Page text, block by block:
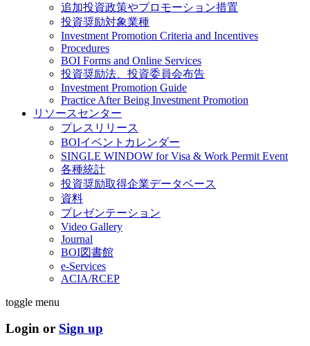
追加投資政策やプロモーション措置
投資奨励対象業種
Investment Promotion Criteria and Incentives
Procedures
BOI Forms and Online Services
投資奨励法、投資委員会布告
Investment Promotion Guide
Practice After Being Investment Promotion
リソースセンター
プレスリリース
BOIイベントカレンダー
SINGLE WINDOW for Visa & Work Permit Event
各種統計
投資奨励取得企業データベース
資料
プレゼンテーション
Video Gallery
Journal
BOI図書館
e-Services
ACIA/RCEP
toggle menu
Login or Sign up